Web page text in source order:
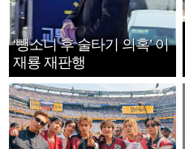
‘뺑소니 후 술타기 의혹’ 이
재룡 재판행